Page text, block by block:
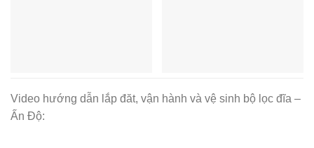
Video hướng dẫn lắp đăt, vận hành và vệ sinh bộ lọc đĩa –
Ấn Độ: